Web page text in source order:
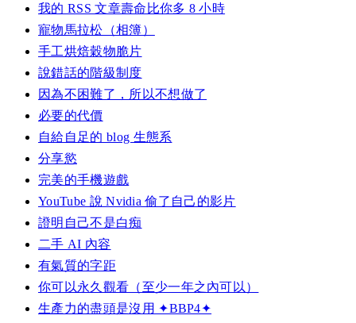
我的 RSS 文章壽命比你多 8 小時
寵物馬拉松（相簿）
手工烘焙穀物脆片
說錯話的階級制度
因為不困難了，所以不想做了
必要的代價
自給自足的 blog 生態系
分享慾
完美的手機遊戲
YouTube 說 Nvidia 偷了自己的影片
證明自己不是白痴
二手 AI 內容
有氣質的字距
你可以永久觀看（至少一年之內可以）
生產力的盡頭是沒用 ✦BBP4✦